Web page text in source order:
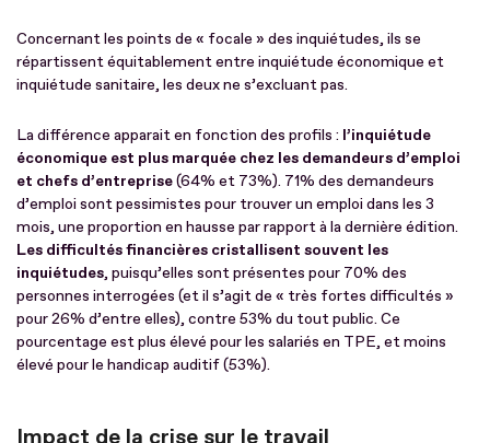
Concernant les points de « focale » des inquiétudes, ils se
répartissent équitablement entre inquiétude économique et
inquiétude sanitaire, les deux ne s’excluant pas.
La différence apparait en fonction des profils : l’inquiétude
économique est plus marquée chez les demandeurs d’emploi
et chefs d’entreprise(64% et 73%). 71% des demandeurs
d’emploi sont pessimistes pour trouver un emploi dans les 3
mois, une proportion en hausse par rapport à la dernière édition.
Les difficultés financières cristallisent souvent les
inquiétudes, puisqu’elles sont présentes pour 70% des
personnes interrogées (et il s’agit de « très fortes difficultés »
pour 26% d’entre elles), contre 53% du tout public. Ce
pourcentage est plus élevé pour les salariés en TPE, et moins
élevé pour le handicap auditif (53%).
Impact de la crise sur le travail